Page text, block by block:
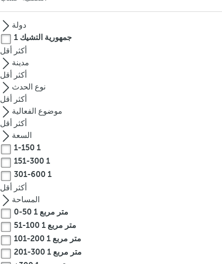
u
c
a
n
p
r
e
s
s
t
h
d
o
w
n
a
r
r
o
w
دولة
جمهورية التشيك 1
أكثر
أقل
مدينة
أكثر
أقل
نوع الحدث
أكثر
أقل
موضوع الفعالية
أكثر
أقل
السعة
1-150 1
151-300 1
301-600 1
أكثر
أقل
المساحة
0-50 متر مربع 1
51-100 متر مربع 1
101-200 متر مربع 1
201-300 متر مربع 1